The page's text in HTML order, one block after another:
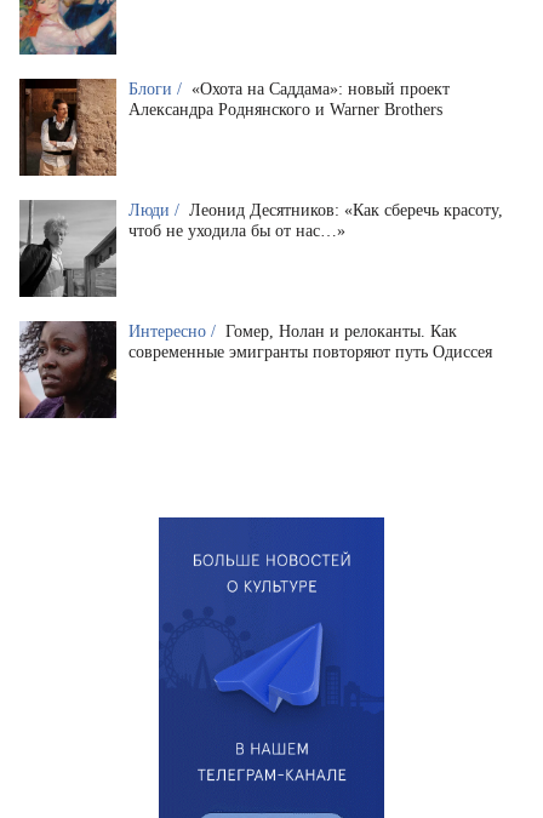
Блоги / «Охота на Саддама»: новый проект
Александра Роднянского и Warner Brothers
Люди / Леонид Десятников: «Как сберечь красоту,
чтоб не уходила бы от нас…»
Интересно / Гомер, Нолан и релоканты. Как
современные эмигранты повторяют путь Одиссея